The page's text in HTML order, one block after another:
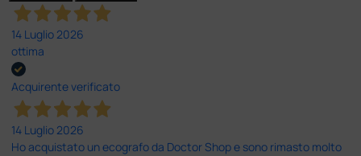
14 Luglio 2026
ottima
Acquirente verificato
14 Luglio 2026
Ho acquistato un ecografo da Doctor Shop e sono rimasto molto